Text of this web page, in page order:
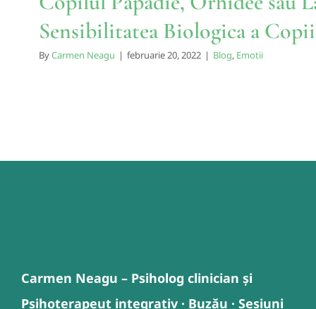
Sensibilitatea Biologica a
ByCarmen Neagu | februarie 20, 2022 | Blog, Emotii
Carmen Neagu – Psiholog clinician și
Psihoterapeut integrativ · Buzău · Sesiuni